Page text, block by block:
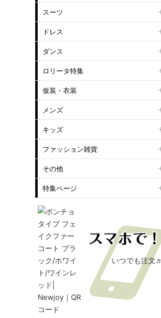
スーツ
ドレス
ダンス
ロリータ特集
仮装・衣装
メンズ
キッズ
ファッション雑貨
その他
特集ページ
いつでも注文♬